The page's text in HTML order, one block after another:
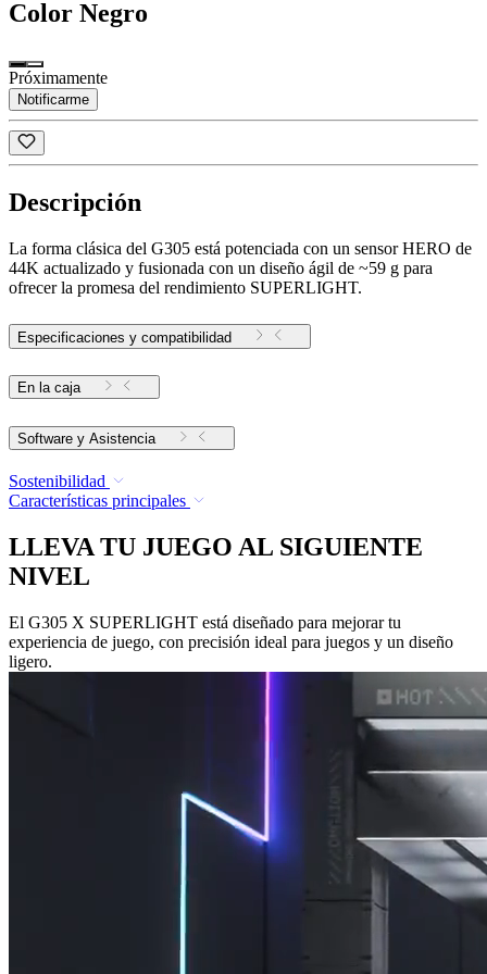
Color Negro
Próximamente
Notificarme
Descripción
La forma clásica del G305 está potenciada con un sensor HERO de
44K actualizado y fusionada con un diseño ágil de ~59 g para
ofrecer la promesa del rendimiento SUPERLIGHT.
Especificaciones y compatibilidad
En la caja
Software y Asistencia
Sostenibilidad
Características principales
LLEVA TU JUEGO AL SIGUIENTE
NIVEL
El G305 X SUPERLIGHT está diseñado para mejorar tu
experiencia de juego, con precisión ideal para juegos y un diseño
ligero.